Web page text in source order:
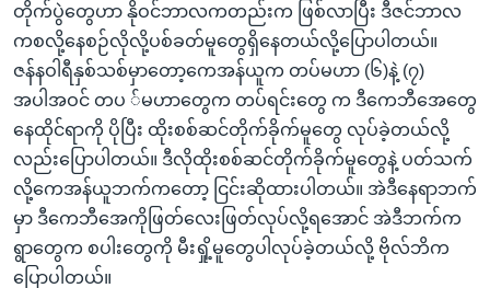
တိုက်ပွဲတွေဟာ နိုဝင်ဘာလကတည်းက ဖြစ်လာပြီး ဒီဇင်ဘာလ
ကစလို့နေစဉ်လိုလို့ပစ်ခတ်မူတွေရှိနေတယ်လို့ပြောပါတယ်။
ဇန်နဝါရီနှစ်သစ်မှာတော့ကေအန်ယူက တပ်မဟာ (၆)နဲ့ (၇)
အပါအဝင် တပ ်မဟာတွေက တပ်ရင်းတွေ က ဒီကေဘီအေတွေ
နေထိုင်ရာကို ပိုပြီး ထိုးစစ်ဆင်တိုက်ခိုက်မူတွေ လုပ်ခဲ့တယ်လို့
လည်းပြောပါတယ်။ ဒီလိုထိုးစစ်ဆင်တိုက်ခိုက်မူတွေနဲ့ ပတ်သက်
လို့ကေအန်ယူဘက်ကတော့ ငြင်းဆိုထားပါတယ်။ အဲဒီနေရာဘက်
မှာ ဒီကေဘီအေကိုဖြတ်လေးဖြတ်လုပ်လို့ရအောင် အဲဒီဘက်က
ရွာတွေက စပါးတွေကို မီးရှို့မူတွေပါလုပ်ခဲ့တယ်လို့ ဗိုလ်ဘိက
ပြောပါတယ်။